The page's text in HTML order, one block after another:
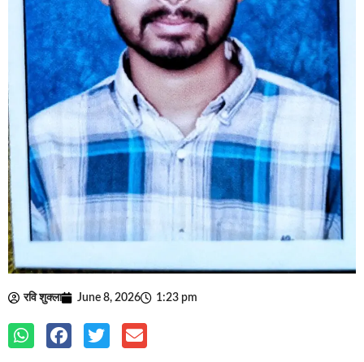
रवि शुक्ला June 8, 2026 1:23 pm